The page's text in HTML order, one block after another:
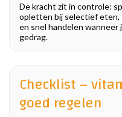
De kracht zit in controle:
opletten bij selectief eten,
en snel handelen wanneer
gedrag.
Checklist –
goed regelen